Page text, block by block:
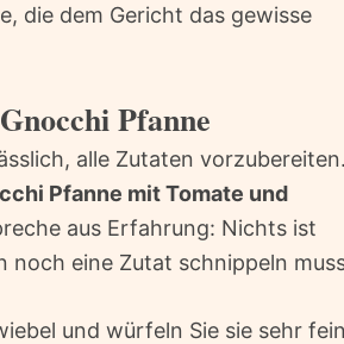
die dem Gericht das gewisse
Pfanne
alle Zutaten
Pfanne mit Tomate und
aus Erfahrung: Nichts ist
noch eine Zutat schnippeln
und würfeln Sie sie sehr